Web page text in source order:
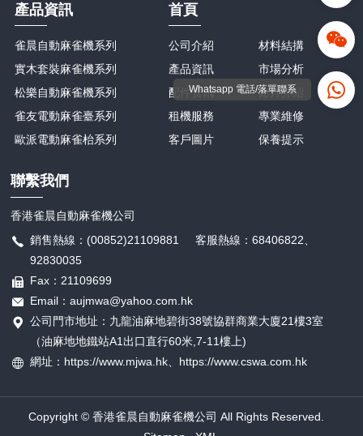
產品資訊
雀晨自動麻雀機系列
實木套裝麻雀機系列
松樂自動麻雀機系列
雀友電動麻雀臺系列
歐派電動麻雀枱系列
首頁
公司介紹
產品資訊
配件资讯
租機服務
客戶圖片
材料結搆
市場分析
短片介紹
專業維修
保養提示
聯繫我們
香港雀晨自動麻雀機公司
銷售熱線：(00852)21109881 客服熱線：68406822、
92830035
Fax：21109699
Email：aujmwa@yahoo.com.hk
公司門市地址：九龍油麻地碧街38號協群商業大廈21樓3室
（油麻地地鐵站A1出口直行60米,7-11樓上)
網址：https://www.mjwa.hk、 https://www.cswa.com.hk
Copyright © 香港雀晨自動麻雀機公司 All Rights Reserved.
Whatsapp 電話/落單聯系